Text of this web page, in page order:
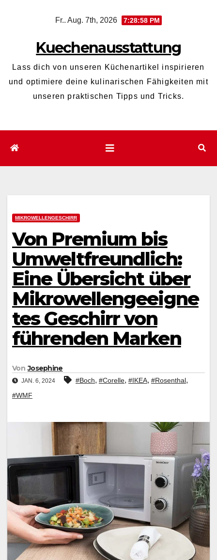
Fr.. Aug. 7th, 2026 7:28:59 PM
Kuechenausstattung
Lass dich von unseren Küchenartikel inspirieren
und optimiere deine kulinarischen Fähigkeiten mit
unseren praktischen Tipps und Tricks.
MIKROWELLENGESCHIRR
Von Premium bis
Umweltfreundlich:
Eine Übersicht über
Mikrowellengeeigne
tes Geschirr von
führenden Marken
Von Josephine
JAN. 6, 2024 #Boch, #Corelle, #IKEA, #Rosenthal,
#WMF